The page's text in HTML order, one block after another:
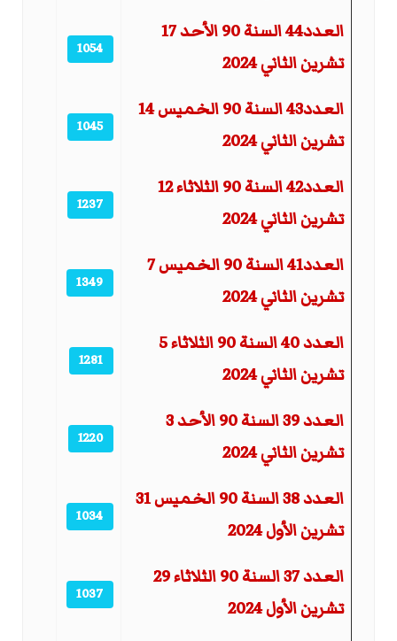
العدد44 السنة 90 الأحد 17
تشرين الثاني 2024
1054
العدد43 السنة 90 الخميس 14
تشرين الثاني 2024
1045
العدد42 السنة 90 الثلاثاء 12
تشرين الثاني 2024
1237
العدد41 السنة 90 الخميس 7
تشرين الثاني 2024
1349
العدد 40 السنة 90 الثلاثاء 5
تشرين الثاني 2024
1281
العدد 39 السنة 90 الأحد 3
تشرين الثاني 2024
1220
العدد 38 السنة 90 الخميس 31
تشرين الأول 2024
1034
العدد 37 السنة 90 الثلاثاء 29
تشرين الأول 2024
1037